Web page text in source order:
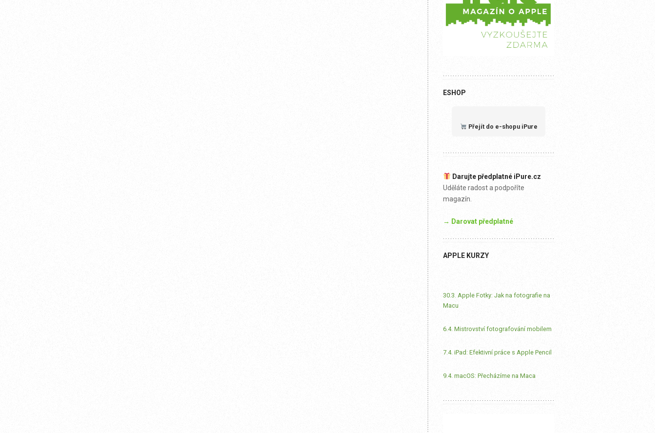
ESHOP
Přejít do e-shopu iPure
Darujte předplatné iPure.cz
Uděláte radost a podpoříte
magazín.
→ Darovat předplatné
APPLE KURZY
30.3. Apple Fotky: Jak na fotografie na
Macu
6.4. Mistrovství fotografování mobilem
7.4. iPad: Efektivní práce s Apple Pencil
9.4. macOS: Přecházíme na Maca